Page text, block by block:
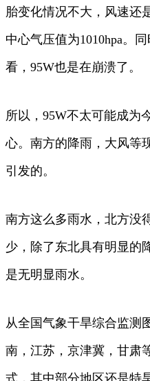
胎变化情况不大，风速还
中心气压值为1010hpa。
看，95W也是在崩溃了。
所以，95W不太可能成为
心。南方的降雨，大风等
引发的。
南方这么多雨水，北方没
少，除了东北具有明显的
是无明显雨水。
从全国气象干旱综合监测
南，江苏，京津冀，甘肃